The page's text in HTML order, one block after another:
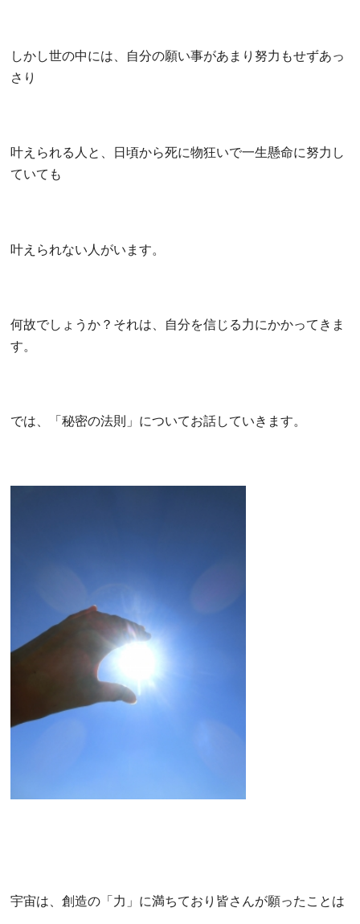
しかし世の中には、自分の願い事があまり努力もせずあっ
さり
叶えられる人と、日頃から死に物狂いで一生懸命に努力し
ていても
叶えられない人がいます。
何故でしょうか？それは、自分を信じる力にかかってきま
す。
では、「秘密の法則」についてお話していきます。
宇宙は、創造の「力」に満ちており皆さんが願ったことは